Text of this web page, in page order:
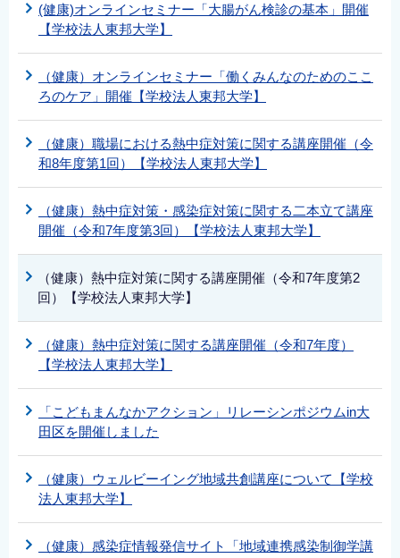
(健康)オンラインセミナー「大腸がん検診の基本」開催
【学校法人東邦大学】
（健康）オンラインセミナー「働くみんなのためのここ
ろのケア」開催【学校法人東邦大学】
（健康）職場における熱中症対策に関する講座開催（令
和8年度第1回）【学校法人東邦大学】
（健康）熱中症対策・感染症対策に関する二本立て講座
開催（令和7年度第3回）【学校法人東邦大学】
（健康）熱中症対策に関する講座開催（令和7年度第2
回）【学校法人東邦大学】
（健康）熱中症対策に関する講座開催（令和7年度）
【学校法人東邦大学】
「こどもまんなかアクション」リレーシンポジウムin大
田区を開催しました
（健康）ウェルビーイング地域共創講座について【学校
法人東邦大学】
（健康）感染症情報発信サイト「地域連携感染制御学講